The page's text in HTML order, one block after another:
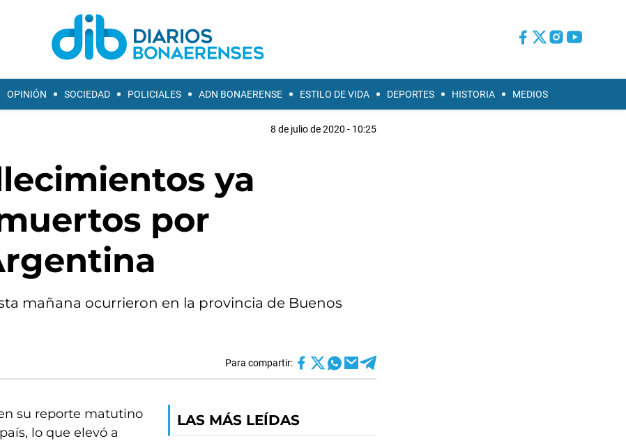
OPINIÓN SOCIEDAD POLICIALES ADN BONAERENSE ESTILO DE VIDA DEPORTES HISTORIA MEDIOS
8 de julio de 2020 - 10:25
ya
por
mañana ocurrieron en la provincia de Buenos
Para compartir:
su reporte matutino
lo que elevó a
LAS MÁS LEÍDAS